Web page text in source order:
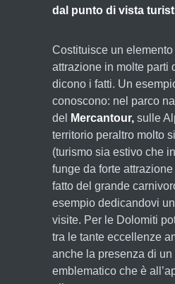
dal punto di vista
Costituisce un
attrazione in molte parti
dicono i fatti. Un
conoscono: nel parco
del
Mercantour, sulle
territorio peraltro molto
(turismo sia estivo che
funge da forte
fatto del grande
esempio dedicandovi
visite. Per le Dolomiti
tra le tante eccellenze
anche la presenza di
emblematico che è